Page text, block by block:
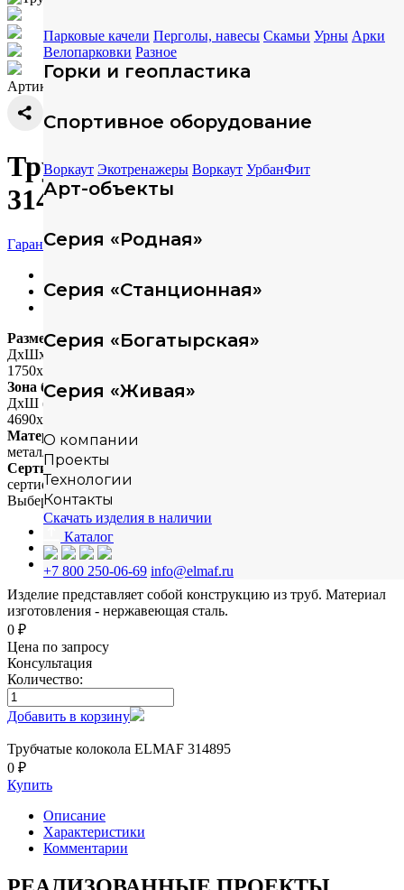
Парковые качели Перголы, навесы Скамьи Урны Арки
Велопарковки Разное
Горки и геопластика
Спортивное оборудование
Воркаут Экотренажеры Воркаут УрбанФит
Арт-объекты
Серия «Родная»
Серия «Станционная»
Серия «Богатырская»
Серия «Живая»
О компании
Проекты
Технологии
Контакты
Скачать изделия в наличии
Каталог
+7 800 250-06-69 info@elmaf.ru
Артикул: 314895
Трубчатые колокола ELMAF
314895
Гарантия
Техописание
Размеры
ДхШхВ (мм)
1750х460х1900
Зона безопасности
ДхШ (мм)
4690х3397
Материал
металл
Сертификация
сертифицировано
Выберите способ монтажа
на бетонную плиту
в грунт
-
Изделие представляет собой конструкцию из труб. Материал
изготовления - нержавеющая сталь.
0 ₽
Цена по запросу
Консультация
Количество:
Добавить в корзину
Трубчатые колокола ELMAF 314895
0 ₽
Купить
Описание
Характеристики
Комментарии